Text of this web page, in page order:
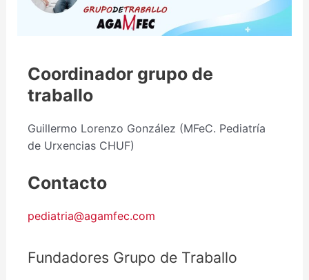
Coordinador grupo de
traballo
Guillermo Lorenzo González (MFeC. Pediatría
de Urxencias CHUF)
Contacto
pediatria@agamfec.com
Fundadores Grupo de Traballo